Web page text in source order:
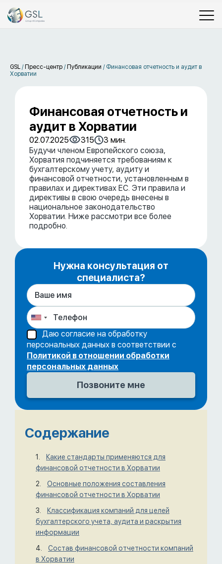
GSL / Пресс-центр / Публикации / Финансовая отчетность и аудит в
Хорватии
Финансовая отчетность и
аудит в Хорватии
02.07.2025 315
3 мин.
Будучи членом Европейского союза,
Хорватия подчиняется требованиям к
бухгалтерскому учету, аудиту и
финансовой отчетности, установленным в
правилах и директивах ЕС. Эти правила и
директивы в свою очередь внесены в
национальное законодательство
Хорватии. Ниже рассмотри все более
подробно.
Нужна консультация от
специалиста?
Даю согласие на обработку
персональных данных в соответствии с
Политикой в отношении обработки
персональных данных
Содержание
Какие стандарты применяются для
финансовой отчетности в Хорватии
Основные положения составления
финансовой отчетности в Хорватии
Классификация компаний для целей
бухгалтерского учета, аудита и раскрытия
информации
Состав финансовой отчетности компаний
в Хорватии